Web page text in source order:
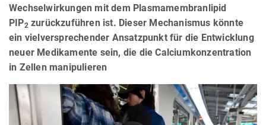
Wechselwirkungen mit dem Plasmamembranlipid
PIP2 zurückzuführen ist. Dieser Mechanismus könnte
ein vielversprechender Ansatzpunkt für die Entwicklung
neuer Medikamente sein, die die Calciumkonzentration
in Zellen manipulieren